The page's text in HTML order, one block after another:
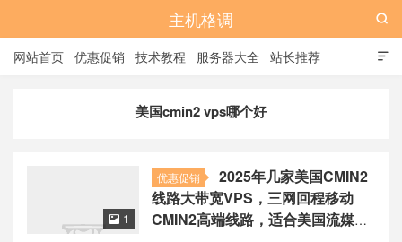
主机格调

网站首页 优惠促销 技术教程 服务器大全 站长推荐

美国cmin2 vps哪个好
优惠促销
2025年几家美国CMIN2
线路大带宽VPS，三网回程移动
CMIN2高端线路，适合美国流媒体
 1